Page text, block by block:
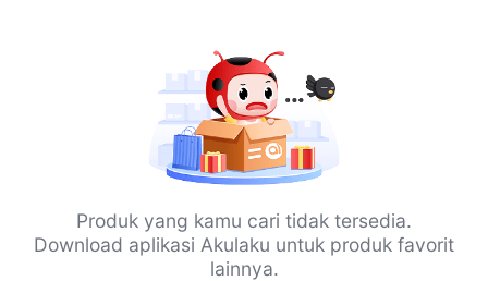
Produk yang kamu cari tidak tersedia.
Download aplikasi Akulaku untuk produk favorit
lainnya.